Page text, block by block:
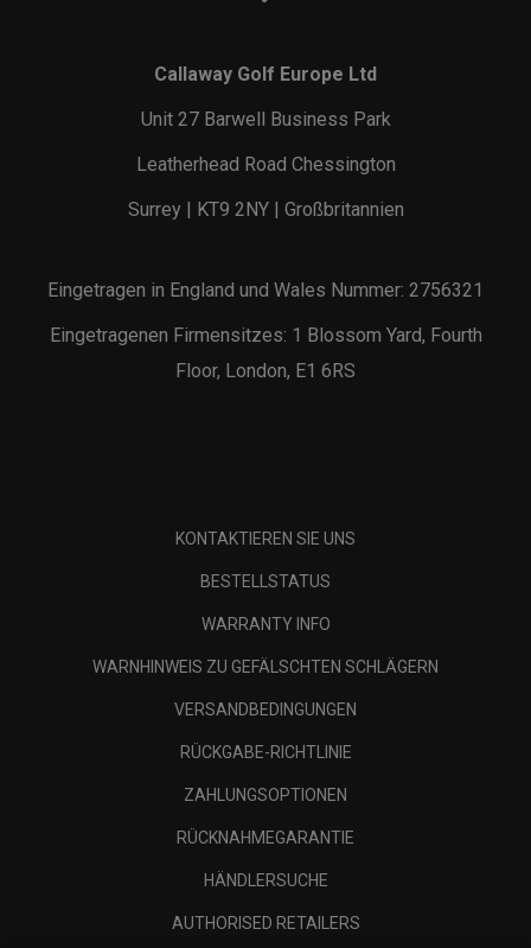
Callaway Golf Europe Ltd
Unit 27 Barwell Business Park
Leatherhead Road Chessington
Surrey | KT9 2NY | Großbritannien
Eingetragen in England und Wales Nummer: 2756321
Eingetragenen Firmensitzes: 1 Blossom Yard, Fourth
Floor, London, E1 6RS
KONTAKTIEREN SIE UNS
BESTELLSTATUS
WARRANTY INFO
WARNHINWEIS ZU GEFÄLSCHTEN SCHLÄGERN
VERSANDBEDINGUNGEN
RÜCKGABE-RICHTLINIE
ZAHLUNGSOPTIONEN
RÜCKNAHMEGARANTIE
HÄNDLERSUCHE
AUTHORISED RETAILERS